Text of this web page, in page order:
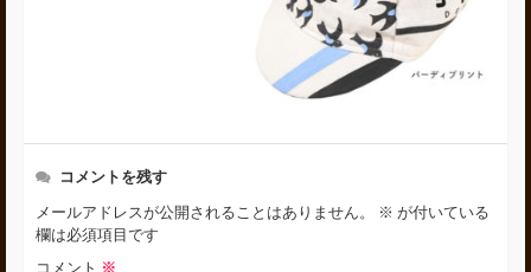
コメントを残す
メールアドレスが公開されることはありません。 ※ が付いている
欄は必須項目です